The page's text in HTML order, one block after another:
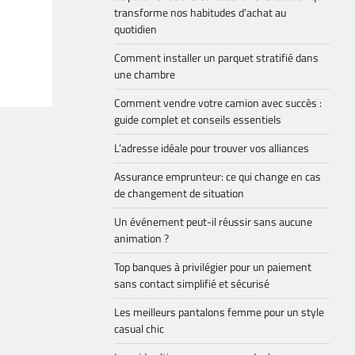
transforme nos habitudes d’achat au
quotidien
Comment installer un parquet stratifié dans
une chambre
Comment vendre votre camion avec succès :
guide complet et conseils essentiels
L’adresse idéale pour trouver vos alliances
Assurance emprunteur: ce qui change en cas
de changement de situation
Un événement peut-il réussir sans aucune
animation ?
Top banques à privilégier pour un paiement
sans contact simplifié et sécurisé
Les meilleurs pantalons femme pour un style
casual chic